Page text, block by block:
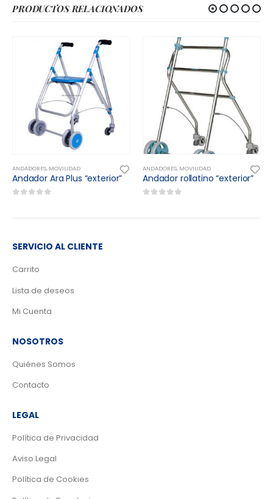
PRODUCTOS RELACIONADOS
ANDADORES, MOVILIDAD
Andador Ara Plus “exterior”
ANDADORES, MOVILIDAD
Andador rollatino “exterior”
SERVICIO AL CLIENTE
Carrito
Lista de deseos
Mi Cuenta
NOSOTROS
Quiénes Somos
Contacto
LEGAL
Política de Privacidad
Aviso Legal
Política de Cookies